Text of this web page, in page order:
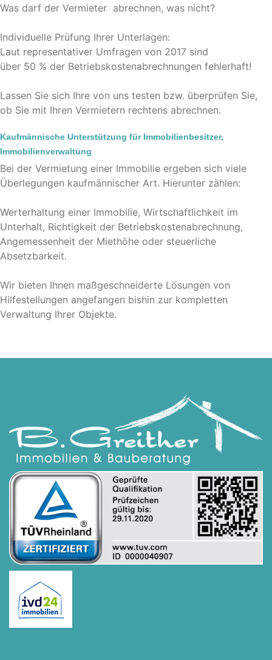
Was darf der Vermieter abrechnen, was nicht?
Individuelle Prüfung Ihrer Unterlagen:
Laut representativer Umfragen von 2017 sind
über 50 % der Betriebskostenabrechnungen fehlerhaft!
Lassen Sie sich Ihre von uns testen bzw. überprüfen Sie,
ob Sie mit Ihren Vermietern rechtens abrechnen.
Kaufmännische Unterstützung für Immobilienbesitzer,
Immobilienverwaltung
Bei der Vermietung einer Immobilie ergeben sich viele
Überlegungen kaufmännischer Art. Hierunter zählen:
Werterhaltung einer Immobilie, Wirtschaftlichkeit im
Unterhalt, Richtigkeit der Betriebskostenabrechnung,
Angemessenheit der Miethöhe oder steuerliche
Absetzbarkeit.
Wir bieten Ihnen maßgeschneiderte Lösungen von
Hilfestellungen angefangen bishin zur kompletten
Verwaltung Ihrer Objekte.